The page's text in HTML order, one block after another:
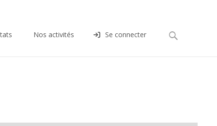
Nos activités Se connecter Rechercher :